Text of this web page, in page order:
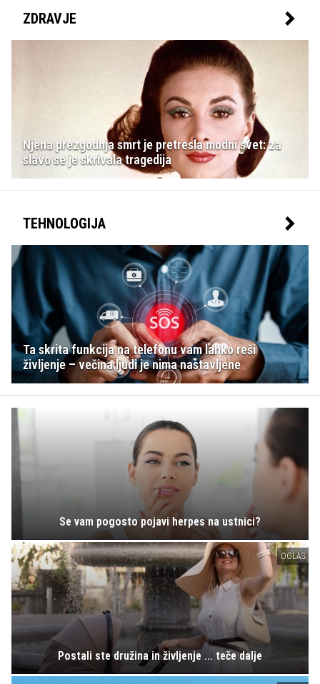
ZDRAVJE
Njena prezgodnja smrt je pretresla modni svet: za
slavo se je skrivala tragedija
TEHNOLOGIJA
Ta skrita funkcija na telefonu vam lahko reši
življenje – večina ljudi je nima nastavljene
Se vam pogosto pojavi herpes na ustnici?
OGLAS
Postali ste družina in življenje ... teče dalje